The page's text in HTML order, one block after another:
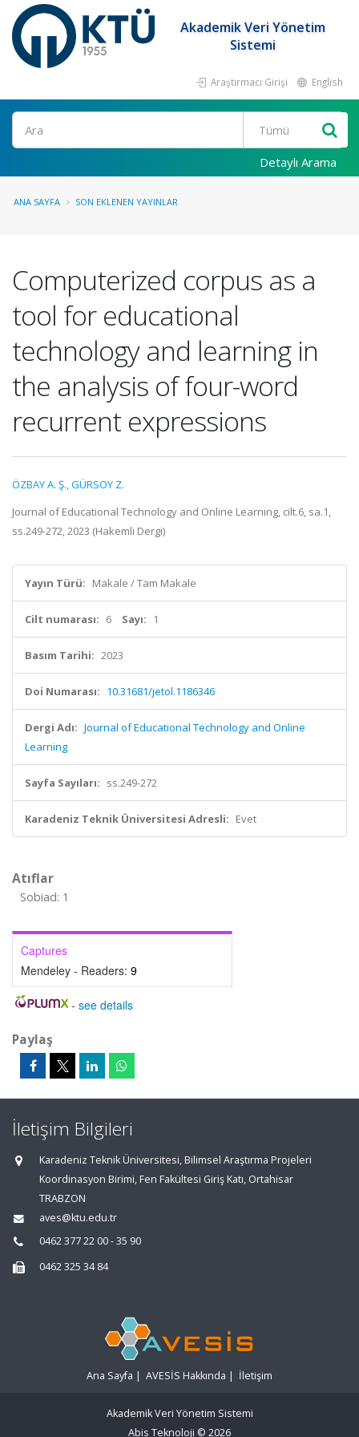
Akademik Veri Yönetim
Sistemi
Araştırmacı Girişi English
Ara
Detaylı Arama
ANA SAYFA SON EKLENEN YAYINLAR
Computerized corpus as a
tool for educational
technology and learning in
the analysis of four-word
recurrent expressions
ÖZBAY A. Ş.,GÜRSOY Z.
Journal of Educational Technology and Online Learning, cilt.6, sa.1,
ss.249-272, 2023 (Hakemli Dergi)
Yayın Türü: Makale / Tam Makale
Cilt numarası: 6 Sayı: 1
Basım Tarihi: 2023
Doi Numarası: 10.31681/jetol.1186346
Dergi Adı: Journal of Educational Technology and Online
Learning
Sayfa Sayıları: ss.249-272
Karadeniz Teknik Üniversitesi Adresli: Evet
Atıflar
Sobiad: 1
Captures
Mendeley - Readers: 9
- see details
Paylaş
İletişim Bilgileri
Karadeniz Teknik Üniversitesi, Bilimsel Araştırma Projeleri
Koordinasyon Birimi, Fen Fakültesi Giriş Katı, Ortahisar
TRABZON
aves@ktu.edu.tr
0462 377 22 00 - 35 90
0462 325 34 84
Ana Sayfa | AVESİS Hakkında | İletişim
Akademik Veri Yönetim Sistemi
Abis Teknoloji © 2026